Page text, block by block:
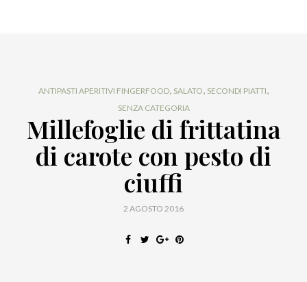
ANTIPASTI APERITIVI FINGERFOOD, SALATO, SECONDI PIATTI,
SENZA CATEGORIA
Millefoglie di frittatina
di carote con pesto di
ciuffi
2 AGOSTO 2016